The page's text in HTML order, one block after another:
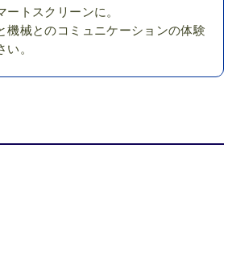
トスクリーンに。
機械とのコミュニケーションの体験
。